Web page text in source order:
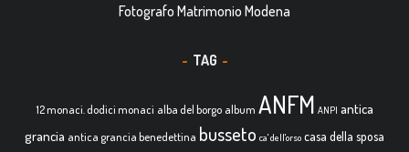
Fotografo Matrimonio Modena
TAG
12 monaci. dodici monaci alba del borgo album ANFM ANPI antica
grancia antica grancia benedettina busseto ca' dell'orso casa della sposa